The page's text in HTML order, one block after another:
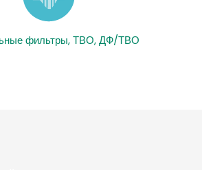
фильтры, ТВО, ДФ/ТВО